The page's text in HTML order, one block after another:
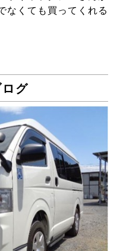
なくても買ってくれる
グ